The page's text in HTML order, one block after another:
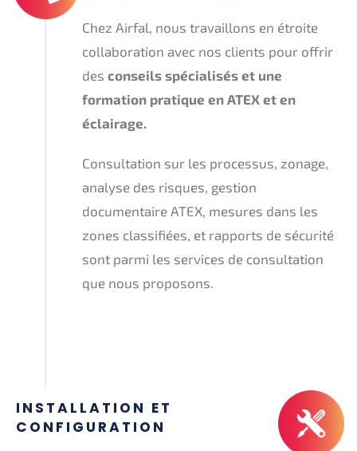
Chez Airfal, nous travaillons en étroite
collaboration avec nos clients pour offrir
desconseils spécialisés et une
formation pratique en ATEX et en
éclairage.
Consultation sur les processus, zonage,
analyse des risques, gestion
documentaire ATEX, mesures dans les
zones classifiées, et rapports de sécurité
sont parmi les services de consultation
que nous proposons.
INSTALLATION ET
CONFIGURATION